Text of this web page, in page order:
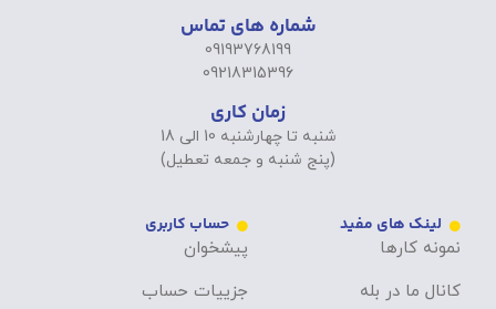
شماره های تماس
09193768199
09218315396
زمان کاری
شنبه تا چهارشنبه 10 الی 18
(پنج شنبه و جمعه تعطیل)
لینک های مفید
نمونه کارها
کانال ما در بله
حساب کاربری
پیشخوان
جزییات حساب